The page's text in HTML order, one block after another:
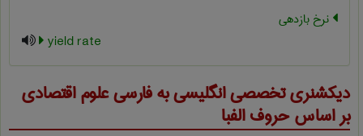
نرخ بازدهی
yield rate
دیکشنری تخصصی انگلیسی به فارسیعلوم اقتصادی
بر اساس حروف الفبا